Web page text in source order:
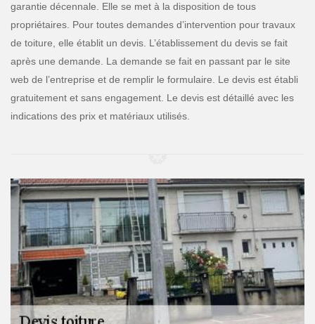
garantie décennale. Elle se met à la disposition de tous
propriétaires. Pour toutes demandes d’intervention pour travaux
de toiture, elle établit un devis. L’établissement du devis se fait
après une demande. La demande se fait en passant par le site
web de l’entreprise et de remplir le formulaire. Le devis est établi
gratuitement et sans engagement. Le devis est détaillé avec les
indications des prix et matériaux utilisés.